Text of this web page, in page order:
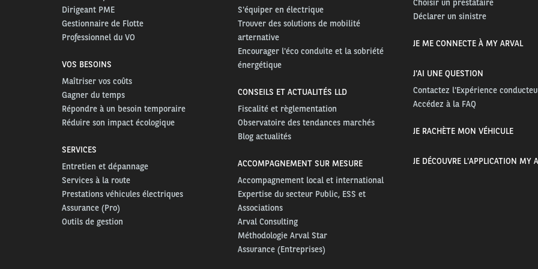
Dirigeant PME
Gestionnaire de Flotte
Professionnel du VO
VOS BESOINS
Maîtriser vos coûts
Gagner du temps
Répondre à un besoin temporaire
Réduire son impact écologique
SERVICES
Entretien et dépannage
Services à la route
Prestations véhicules électriques
Assurance (Pro)
Outils de gestion
S'équiper en électrique
Trouver des solutions de mobilité
arternative
Encourager l'éco conduite et la sobriété
énergétique
CONSEILS ET ACTUALITÉS LLD
Fiscalité et règlementation
Observatoire des tendances marchés
Blog actualités
ACCOMPAGNEMENT SUR MESURE
Accompagnement local et international
Expertise du secteur Public, ESS et
Associations
Arval Consulting
Méthodologie Arval Star
Assurance (Entreprises)
Choisir un prestataire
Déclarer un sinistre
JE ME CONNECTE À MY ARVAL
J'AI UNE QUESTION
Contactez l'Expérience
Accédez à la FAQ
JE RACHÈTE MON VÉHICULE
JE DÉCOUVRE L'APPLICATION MY